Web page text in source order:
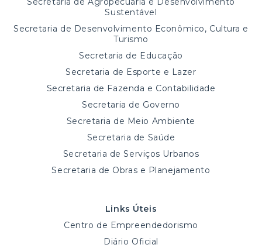
Sustentável
Secretaria de Desenvolvimento Econômico, Cultura e
Turismo
Secretaria de Educação
Secretaria de Esporte e Lazer
Secretaria de Fazenda e Contabilidade
Secretaria de Governo
Secretaria de Meio Ambiente
Secretaria de Saúde
Secretaria de Serviços Urbanos
Secretaria de Obras e Planejamento
Links Úteis
Centro de Empreendedorismo
Diário Oficial